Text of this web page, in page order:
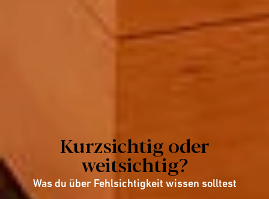
Kurzsichtig oder
weitsichtig?
Was du über Fehlsichtigkeit wissen solltest